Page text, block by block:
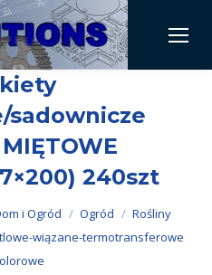
sadownicze
240szt
i Ogród Ogród
Rośliny
wiązane-termotransferowe